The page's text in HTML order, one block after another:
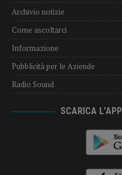
Archivio notizie
Come ascoltarci
Informazione
Pubblicità per le Aziende
Radio Sound
SCARICA